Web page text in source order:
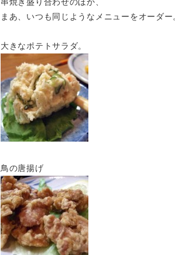
串焼き盛り合わせのほか、
まあ、いつも同じようなメニューをオーダー
大きなポテトサラダ。
鳥の唐揚げ